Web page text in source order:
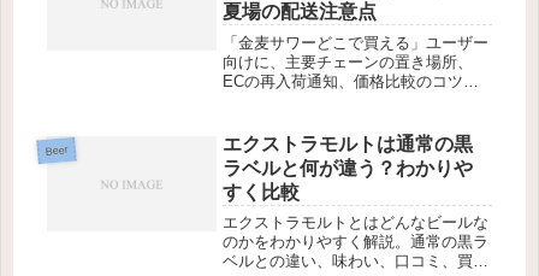
夏場の配送注意点
「金麦サワーどこで買える」ユーザー
向けに、主要チェーンの置き場所、
ECの再入荷通知、価格比較のコツを
Beer
エクストラモルトは通常の黒
ラベルと何が違う？わかりや
すく比較
エクストラモルトとはどんなビールな
のかをわかりやすく解説。通常の黒ラ
ベルとの違い、味わい、口コミ、買え